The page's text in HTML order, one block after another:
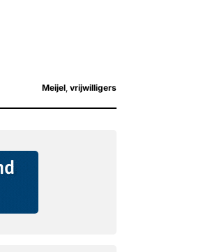
Meijel vrijwilligers